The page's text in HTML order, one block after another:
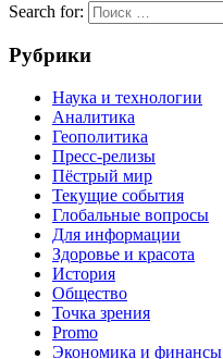
Search for:
Рубрики
Наука и технологии
Аналитика
Геополитика
Пресс-релизы
Пёстрый мир
Текущие события
Глобальные вопросы
Для информации
Здоровье и красота
История
Общество
Точка зрения
Promo
Экономика и финансы